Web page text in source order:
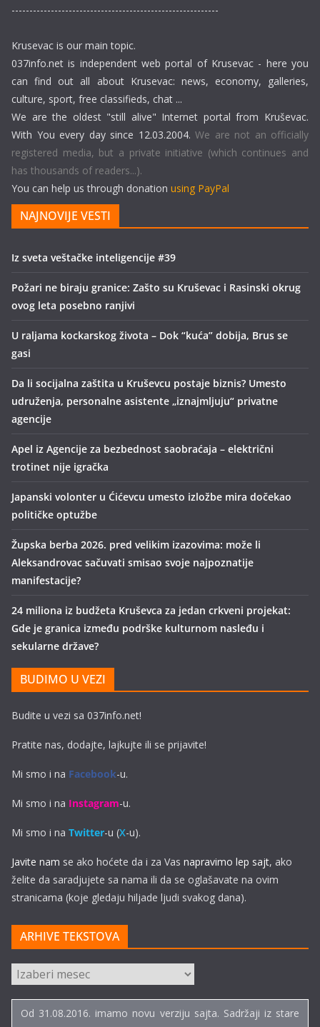
----------------------------------------------------------
Krusevac is our main topic.
037info.net is independent web portal of Krusevac - here you
can find out all about Krusevac: news, economy, galleries,
culture, sport, free classifieds, chat ...
We are the oldest "still alive" Internet portal from Kruševac.
With You every day since 12.03.2004. We are not an officially
registered media, but a private initiative (which continues and
has thousands of readers...).
You can help us through donation using PayPal
NAJNOVIJE VESTI
Iz sveta veštačke inteligencije #39
Požari ne biraju granice: Zašto su Kruševac i Rasinski okrug
ovog leta posebno ranjivi
U raljama kockarskog života – Dok “kuća” dobija, Brus se
gasi
Da li socijalna zaštita u Kruševcu postaje biznis? Umesto
udruženja, personalne asistente „iznajmljuju“ privatne
agencije
Apel iz Agencije za bezbednost saobraćaja – električni
trotinet nije igračka
Japanski volonter u Ćićevcu umesto izložbe mira dočekao
političke optužbe
Župska berba 2026. pred velikim izazovima: može li
Aleksandrovac sačuvati smisao svoje najpoznatije
manifestacije?
24 miliona iz budžeta Kruševca za jedan crkveni projekat:
Gde je granica između podrške kulturnom nasleđu i
sekularne države?
BUDIMO U VEZI
Budite u vezi sa 037info.net!
Pratite nas, dodajte, lajkujte ili se prijavite!
Mi smo i na Facebook-u.
Mi smo i na Instagram-u.
Mi smo i na Twitter-u (X-u).
Javite nam se ako hoćete da i za Vas napravimo lep sajt, ako
želite da saradjujete sa nama ili da se oglašavate na ovim
stranicama (koje gledaju hiljade ljudi svakog dana).
ARHIVE TEKSTOVA
ARHIVE
TEKSTOVA
Od 31.08.2016. imamo novu verziju sajta. Sadržaji iz stare